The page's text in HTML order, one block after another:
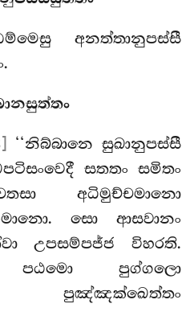
අනත්තානුපස්සී
‘‘නිබ්බානෙ සුඛානුපස්සී
සතතං සමිතං
අධිමුච්චමානො
සො ආසවානං
උපසම්පජ්ජ විහරති.
පඨමො පුග්ගලො
පුඤ්ඤක්ඛෙත්තං